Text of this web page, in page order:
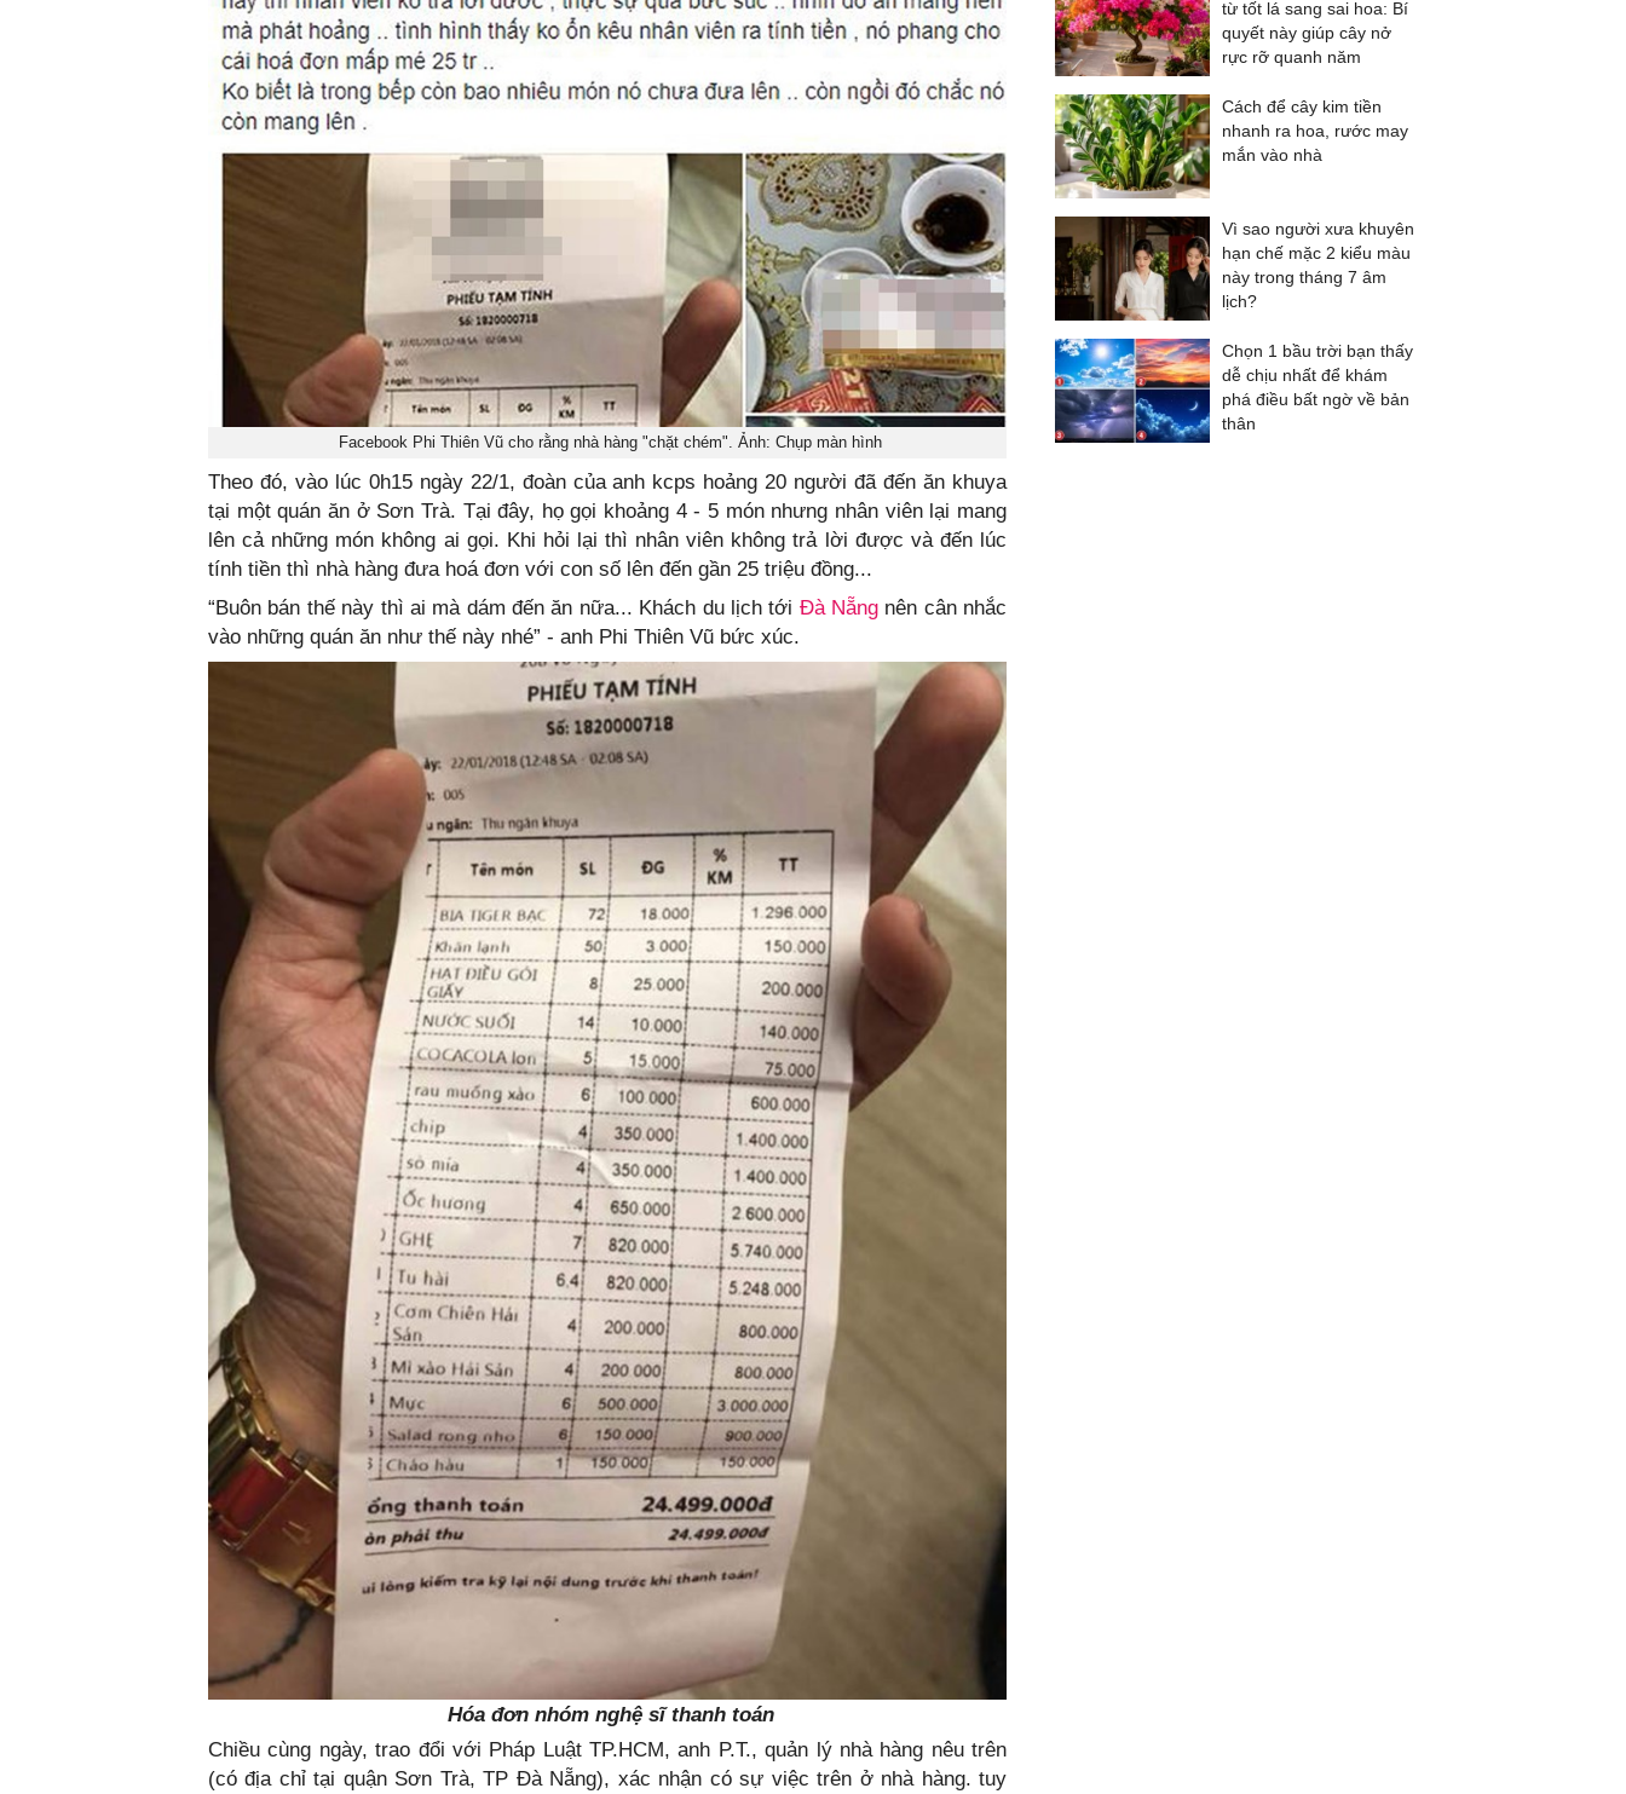
Facebook Phi Thiên Vũ cho rằng nhà hàng "chặt chém". Ảnh: Chụp màn hình
Theo đó, vào lúc 0h15 ngày 22/1, đoàn của anh kcps hoảng 20 người đã đến ăn khuya
tại một quán ăn ở Sơn Trà. Tại đây, họ gọi khoảng 4 - 5 món nhưng nhân viên lại mang
lên cả những món không ai gọi. Khi hỏi lại thì nhân viên không trả lời được và đến lúc
tính tiền thì nhà hàng đưa hoá đơn với con số lên đến gần 25 triệu đồng...
“Buôn bán thế này thì ai mà dám đến ăn nữa... Khách du lịch tới Đà Nẵngnên cân nhắc
vào những quán ăn như thế này nhé” - anh Phi Thiên Vũ bức xúc.
Hóa đơn nhóm nghệ sĩ thanh toán
Chiều cùng ngày, trao đổi với Pháp Luật TP.HCM, anh P.T., quản lý nhà hàng nêu trên
(có địa chỉ tại quận Sơn Trà, TP Đà Nẵng), xác nhận có sự việc trên ở nhà hàng. tuy
từ tốt lá sang sai hoa: Bí
quyết này giúp cây nở
rực rỡ quanh năm
Cách để cây kim tiền
nhanh ra hoa, rước may
mắn vào nhà
Vì sao người xưa khuyên
hạn chế mặc 2 kiểu màu
này trong tháng 7 âm
lịch?
Chọn 1 bầu trời bạn thấy
dễ chịu nhất để khám
phá điều bất ngờ về bản
thân